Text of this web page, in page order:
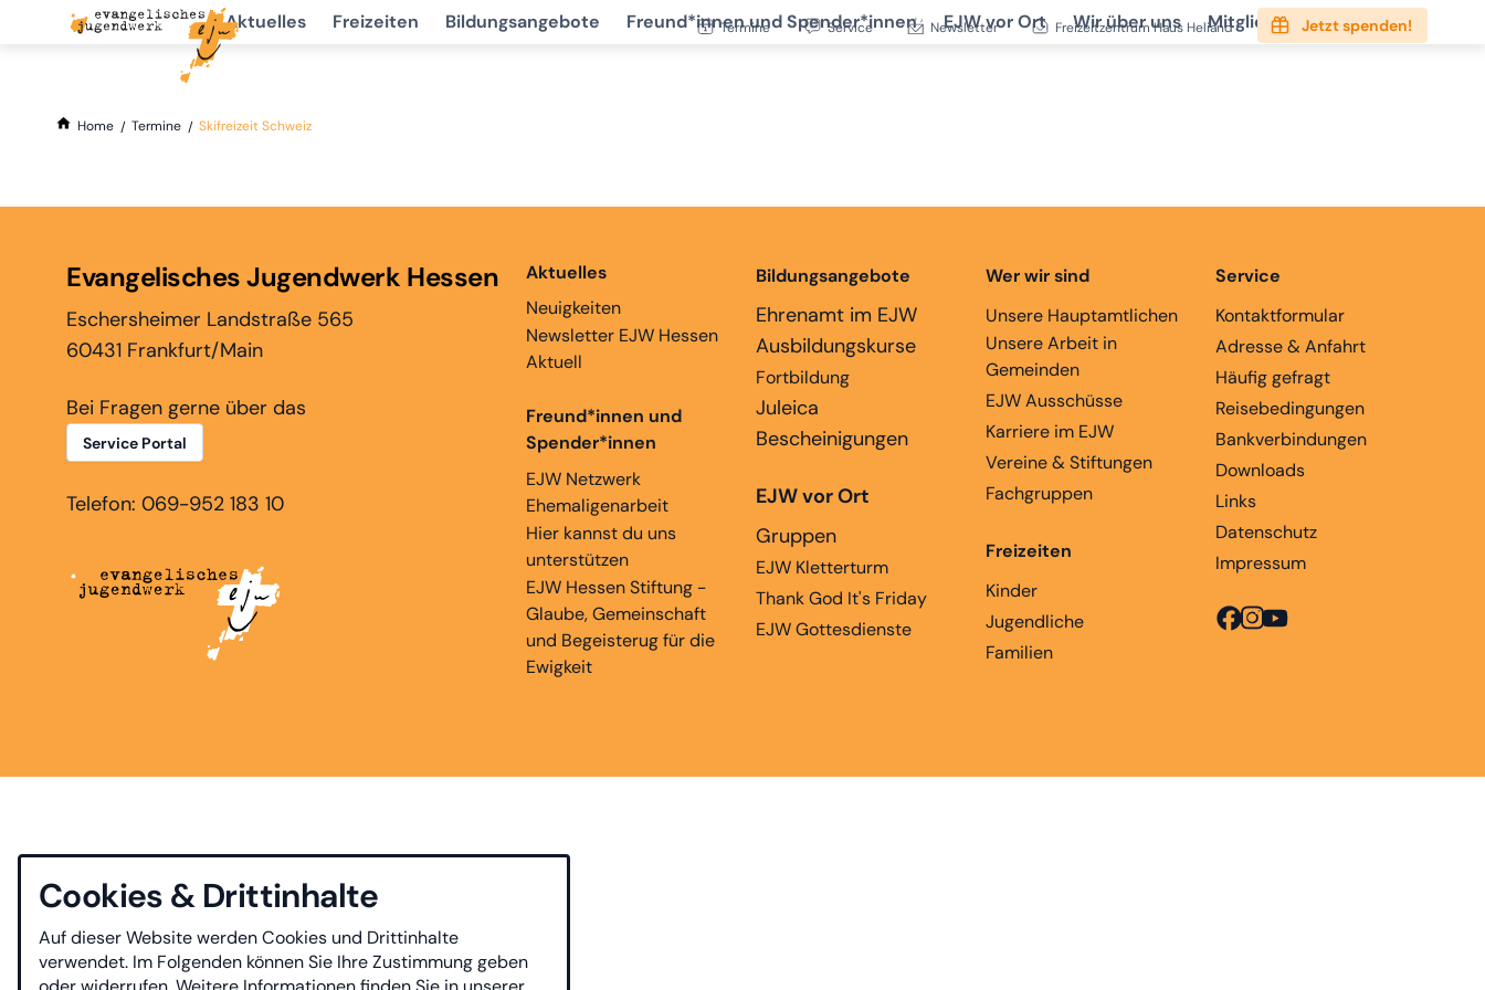
Termine Service Newsletter Freizeitzentrum Haus Heliand Jetzt spenden!
Aktuelles Freizeiten Bildungsangebote Freund*innen und Spender*innen EJW vor Ort Wir über uns Mitgliedschaft Service
Home Termine Skifreizeit Schweiz
Evangelisches Jugendwerk Hessen
Eschersheimer Landstraße 565
60431 Frankfurt/Main
Bei Fragen gerne über das
Service Portal
Telefon: 069-952 183 10
Aktuelles
Neuigkeiten
Newsletter EJW Hessen
Aktuell
Freund*innen und
Spender*innen
EJW Netzwerk
Ehemaligenarbeit
Hier kannst du uns
unterstützen
EJW Hessen Stiftung -
Glaube, Gemeinschaft
und Begeisterug für die
Ewigkeit
Bildungsangebote
Ehrenamt im EJW
Ausbildungskurse
Fortbildung
Juleica
Bescheinigungen
EJW vor Ort
Gruppen
EJW Kletterturm
Thank God It's Friday
EJW Gottesdienste
Wer wir sind
Unsere Hauptamtlichen
Unsere Arbeit in
Gemeinden
EJW Ausschüsse
Karriere im EJW
Vereine & Stiftungen
Fachgruppen
Freizeiten
Kinder
Jugendliche
Familien
Service
Kontaktformular
Adresse & Anfahrt
Häufig gefragt
Reisebedingungen
Bankverbindungen
Downloads
Links
Datenschutz
Impressum
Cookies & Drittinhalte
Auf dieser Website werden Cookies und Drittinhalte
verwendet. Im Folgenden können Sie Ihre Zustimmung geben